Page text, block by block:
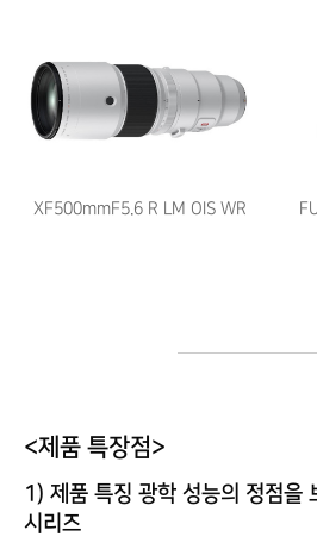
XF500mmF5.6 R LM OIS WR
<제품 특장점>
1) 제품 특징 광학 성능의 정점을
시리즈